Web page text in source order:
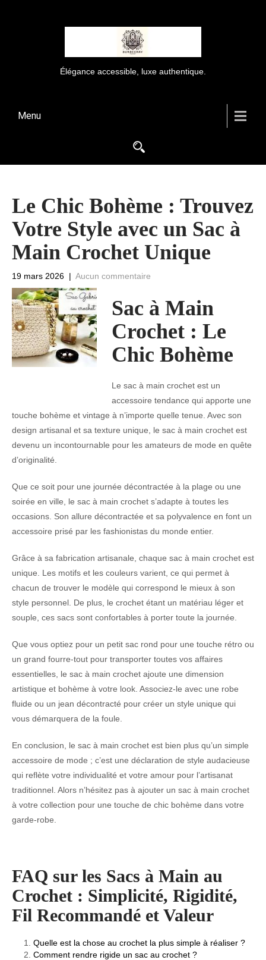
Élégance accessible, luxe authentique.
Menu
Le Chic Bohème : Trouvez
Votre Style avec un Sac à
Main Crochet Unique
19 mars 2026 | Aucun commentaire
Sac à Main
Crochet : Le
Chic Bohème
Le sac à main crochet est un
accessoire tendance qui apporte une
touche bohème et vintage à n’importe quelle tenue. Avec son
design artisanal et sa texture unique, le sac à main crochet est
devenu un incontournable pour les amateurs de mode en quête
d’originalité.
Que ce soit pour une journée décontractée à la plage ou une
soirée en ville, le sac à main crochet s’adapte à toutes les
occasions. Son allure décontractée et sa polyvalence en font un
accessoire prisé par les fashionistas du monde entier.
Grâce à sa fabrication artisanale, chaque sac à main crochet est
unique. Les motifs et les couleurs varient, ce qui permet à
chacun de trouver le modèle qui correspond le mieux à son
style personnel. De plus, le crochet étant un matériau léger et
souple, ces sacs sont confortables à porter toute la journée.
Que vous optiez pour un petit sac rond pour une touche rétro ou
un grand fourre-tout pour transporter toutes vos affaires
essentielles, le sac à main crochet ajoute une dimension
artistique et bohème à votre look. Associez-le avec une robe
fluide ou un jean décontracté pour créer un style unique qui
vous démarquera de la foule.
En conclusion, le sac à main crochet est bien plus qu’un simple
accessoire de mode ; c’est une déclaration de style audacieuse
qui reflète votre individualité et votre amour pour l’artisanat
traditionnel. Alors n’hésitez pas à ajouter un sac à main crochet
à votre collection pour une touche de chic bohème dans votre
garde-robe.
FAQ sur les Sacs à Main au
Crochet : Simplicité, Rigidité,
Fil Recommandé et Valeur
Quelle est la chose au crochet la plus simple à réaliser ?
Comment rendre rigide un sac au crochet ?